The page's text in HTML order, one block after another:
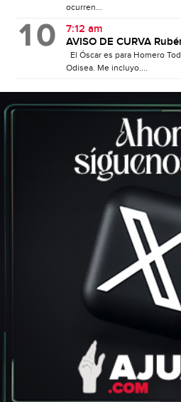
ocurren...
7:12 am
AVISO DE CURVA
El Óscar es para Homero
Odisea. Me incluyo....